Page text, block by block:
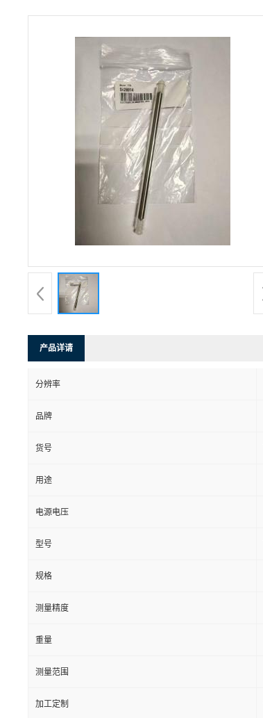
产品详请
分辨率
品牌
货号
用途
电源电压
型号
规格
测量精度
重量
测量范围
加工定制